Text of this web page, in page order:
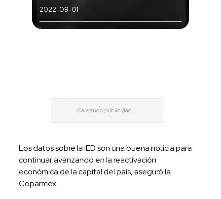
2022-09-01
Los datos sobre la IED son una buena noticia para
continuar avanzando en la reactivación
económica de la capital del país, aseguró la
Coparmex